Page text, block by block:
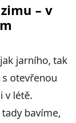
– v
jarního, tak
otevřenou
v létě.
bavíme,